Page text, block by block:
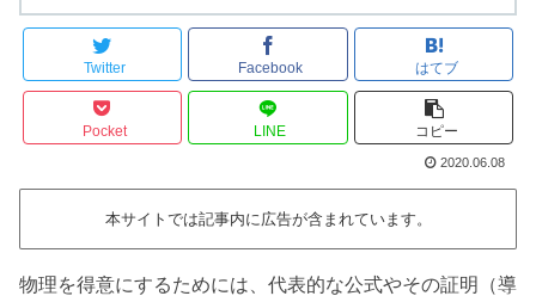
Twitter Facebook はてブ
Pocket LINE コピー
2020.06.08
本サイトでは記事内に広告が含まれています。
物理を得意にするためには、代表的な公式やその証明（導